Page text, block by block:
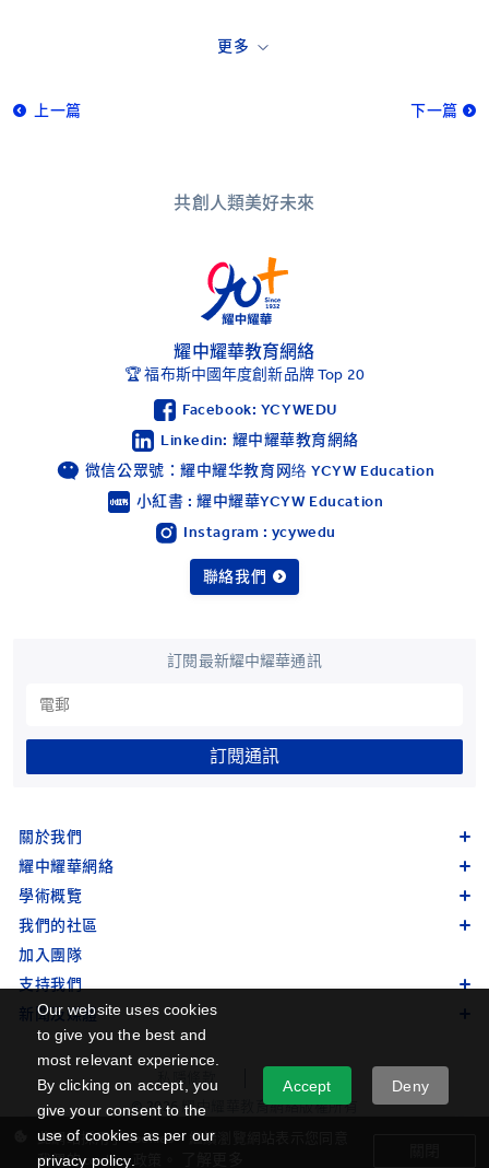
Our website uses cookies
to give you the best and
most relevant experience.
By clicking on accept, you
give your consent to the
use of cookies as per our
privacy policy.
Accept Deny
更多
上一篇 下一篇
共創人類美好未來
耀中耀華教育網絡
🏆 福布斯中國年度創新品牌 Top 20
Facebook: YCYWEDU
Linkedin: 耀中耀華教育網絡
微信公眾號：耀中耀华教育网络 YCYW Education
小紅書 : 耀中耀華YCYW Education
Instagram : ycywedu
聯絡我們
訂閱最新耀中耀華通訊
訂閱通訊
關於我們
耀中耀華網絡
學術概覽
我們的社區
加入團隊
支持我們
新聞及媒體
私隱條款
網站地圖
© 2026 耀中耀華教育網絡版權所有
此網站採用了 cookies。繼續瀏覽網站表示您同意
我們的 cookies 政策。